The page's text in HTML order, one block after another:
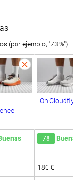
(por ejemplo, "73 %")
On
78 Buenas
180 €